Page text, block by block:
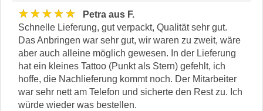
★★★★★
Petra aus F.
Schnelle Lieferung, gut verpackt, Qualität sehr gut.
Das Anbringen war sehr gut, wir waren zu zweit, wäre
aber auch alleine möglich gewesen. In der Lieferung
hat ein kleines Tattoo (Punkt als Stern) gefehlt, ich
hoffe, die Nachlieferung kommt noch. Der Mitarbeiter
war sehr nett am Telefon und sicherte den Rest zu. Ich
würde wieder was bestellen.